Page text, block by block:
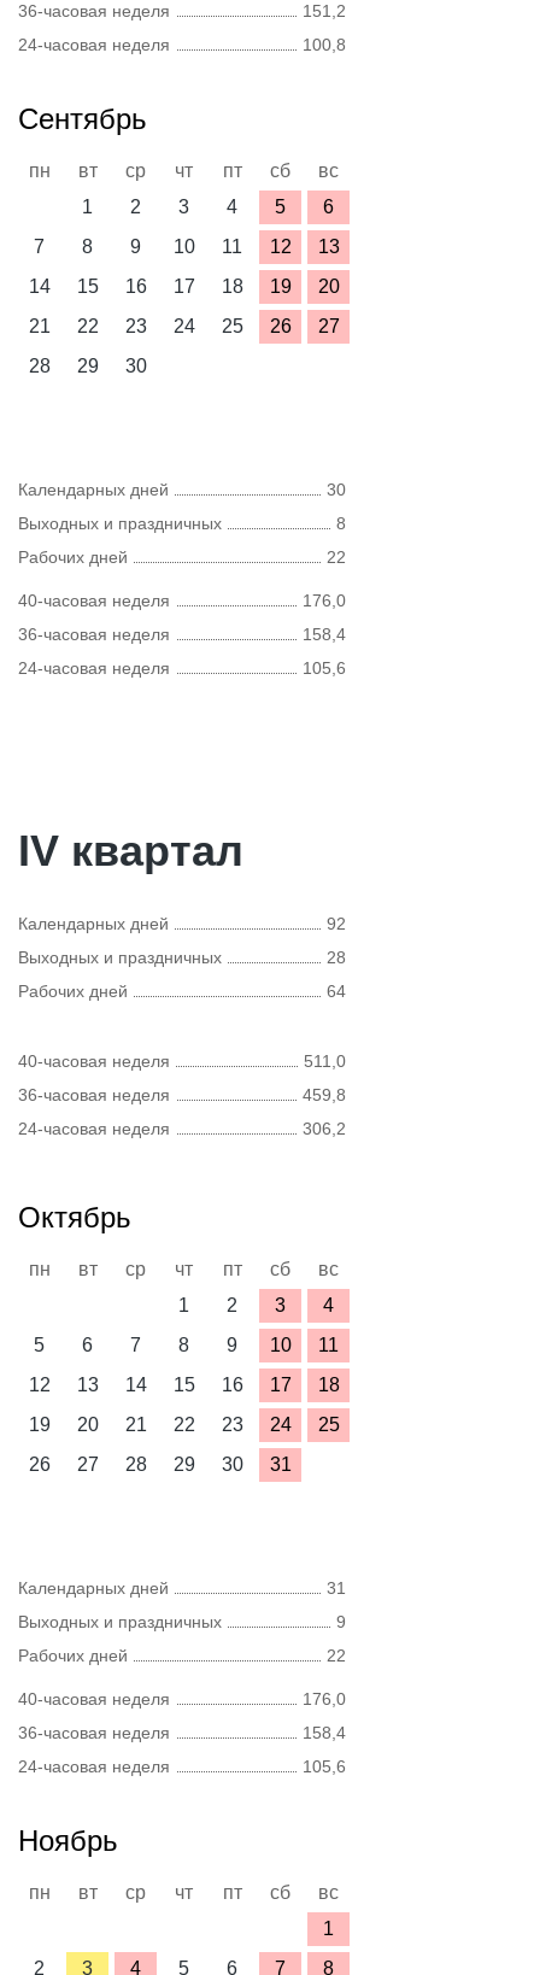
36-часовая неделя
151,2
24-часовая неделя
100,8
Сентябрь
пн вт ср чт пт сб
вс
1
2 3 4 5
6
7
8 9 10 11 12
13
14
15 16 17 18 19
20
21
22 23 24 25 26
27
28
29 30
Календарных дней
30
Выходных и праздничных
8
Рабочих дней
22
40-часовая неделя
176,0
36-часовая неделя
158,4
24-часовая неделя
105,6
IV квартал
Календарных дней
92
Выходных и праздничных
28
Рабочих дней
64
40-часовая неделя
511,0
36-часовая неделя
459,8
24-часовая неделя
306,2
Октябрь
пн вт ср чт пт сб
вс
1
2 3
4
5
6 7 8 9 10
11
12
13 14 15 16 17
18
19
20 21 22 23 24
25
26
27 28 29 30 31
Календарных дней
31
Выходных и праздничных
9
Рабочих дней
22
40-часовая неделя
176,0
36-часовая неделя
158,4
24-часовая неделя
105,6
Ноябрь
пн вт ср чт пт сб
вс
1
2
3 4 5 6 7 8